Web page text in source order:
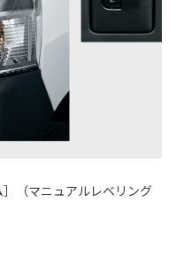
（マニュアルレベリング